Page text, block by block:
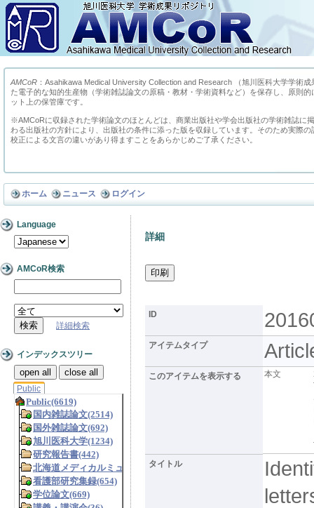
AMCoR ：Asahikawa Medical University Collection and Research （旭川医科大学学術
た電子的な知的生産物（学術雑誌論文の原稿・教材・学術資料など）を保存し、原則
ット上の保管庫です。
※AMCoRに収録された学術論文のほとんどは、商業出版社や学会出版社の学術雑誌に
わる出版社の方針により、出版社の条件に添った版を収録しています。そのため実際
校正による文言の違いがあり得ますことをあらかじめご了承ください。
ホーム ニュース ログイン
Language
AMCoR検索
詳細検索
インデックスツリー
open all close all
Public
詳細
ID
アイテムタイプ
このアイテムを表示する 本文
タイトル